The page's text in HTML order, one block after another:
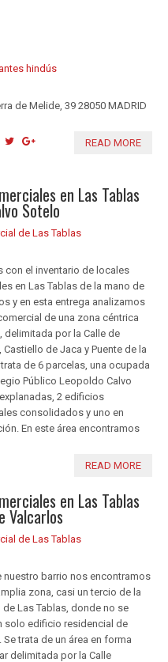
hindús
de Melide, 39 28050 MADRID
READ MORE
en Las Tablas
Sotelo
de Las Tablas
con el inventario de locales
en Las Tablas de la mano de
y en esta entrega analizamos
de una zona céntrica
delimitada por la Calle de
Castiello de Jaca y Puente de la
trata de 6 parcelas, una ocupada
Público Leopoldo Calvo
2 edificios
consolidados y uno en
En este área encontramos
READ MORE
en Las Tablas
Valcarlos
de Las Tablas
nuestro barrio nos encontramos
zona, casi un tercio de la
de Las Tablas, donde no se
solo edificio residencial de
Se trata de un área en forma
delimitada por la Calle